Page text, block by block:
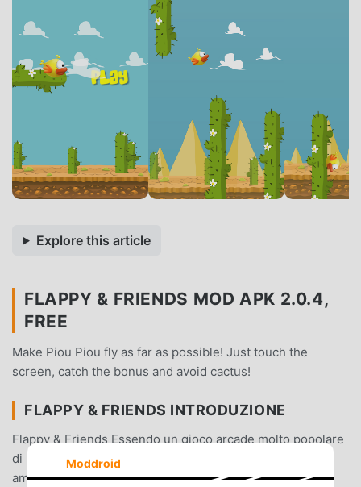
Explore this article
FLAPPY & FRIENDS MOD APK 2.0.4,
FREE
Make Piou Piou fly as far as possible! Just touch the
screen, catch the bonus and avoid cactus!
FLAPPY & FRIENDS INTRODUZIONE
Flappy & Friends Essendo un gioco arcade molto popolare
di recente, ha guadagnato molti fan in tutto il mondo che
amano i giochi arcade. Se vuoi scaricare questo gioco,
Moddroid